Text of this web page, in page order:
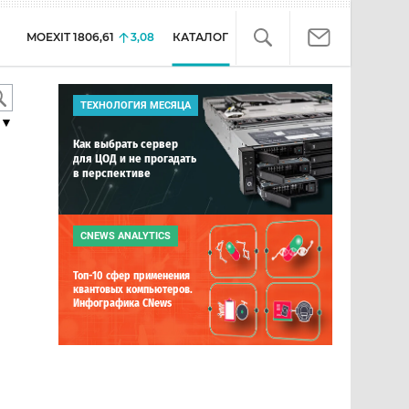
MOEXIT 1806,61 3,08 КАТАЛОГ
ТЕХНОЛОГИЯ МЕСЯЦА
Как выбрать сервер
для ЦОД и не прогадать
в перспективе
CNEWS ANALYTICS
Топ-10 сфер применения
квантовых компьютеров.
Инфографика CNews